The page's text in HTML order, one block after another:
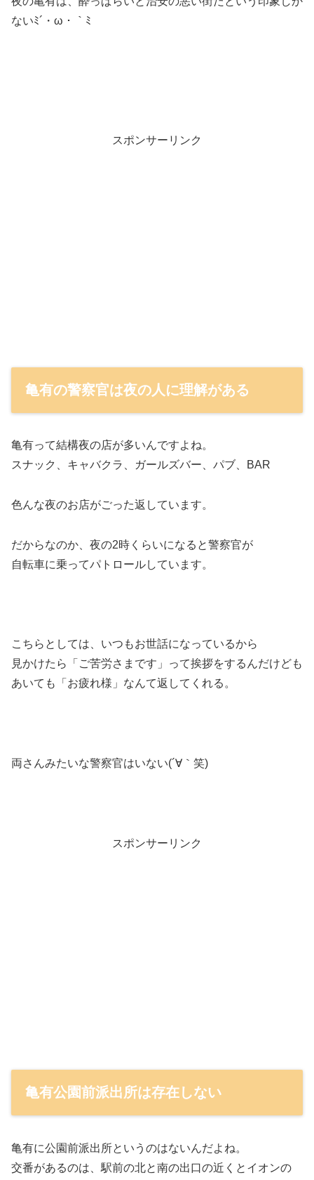
ないﾐ´・ω・｀ﾐ
スポンサーリンク
亀有の警察官は夜の人に理解がある
亀有って結構夜の店が多いんですよね。
スナック、キャバクラ、ガールズバー、パブ、BAR
色んな夜のお店がごった返しています。
だからなのか、夜の2時くらいになると警察官が
自転車に乗ってパトロールしています。
こちらとしては、いつもお世話になっているから
見かけたら「ご苦労さまです」って挨拶をするんだけども
あいても「お疲れ様」なんて返してくれる。
両さんみたいな警察官はいない(´∀｀笑)
スポンサーリンク
亀有公園前派出所は存在しない
亀有に公園前派出所というのはないんだよね。
交番があるのは、駅前の北と南の出口の近くとイオンの